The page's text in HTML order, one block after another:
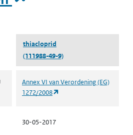
thiacloprid
(111988-49-9)
Annex VI van Verordening (EG)
1272/2008
30-05-2017